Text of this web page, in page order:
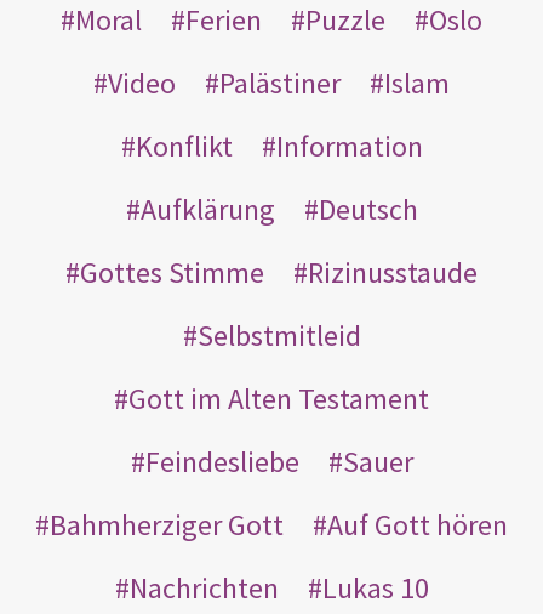
Moral
Ferien Puzzle
Oslo
Video
Palästiner
Islam
Konflikt
Information
Aufklärung
Deutsch
Gottes Stimme
Rizinusstaude
Selbstmitleid
Gott im Alten Testament
Feindesliebe
Sauer
Bahmherziger Gott
Auf Gott hören
Nachrichten
Lukas 10